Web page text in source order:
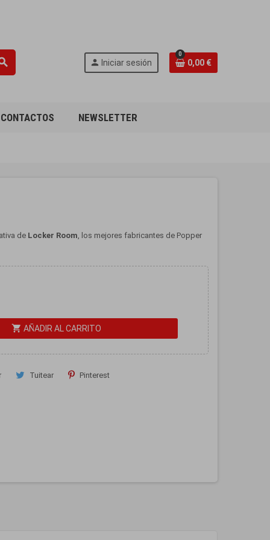
person Iniciar sesión
0
0,00 €
CONTACTOS NEWSLETTER
de Locker Room , los mejores fabricantes de Popper
shopping_cart AÑADIR AL CARRITO
Tuitear Pinterest